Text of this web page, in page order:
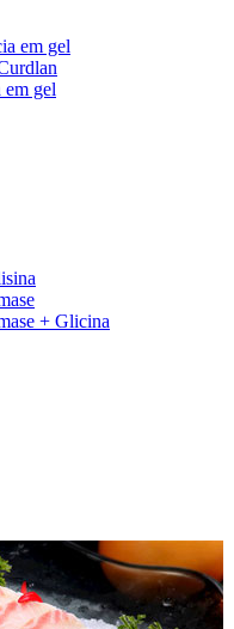
em gel
em gel
+ Glicina